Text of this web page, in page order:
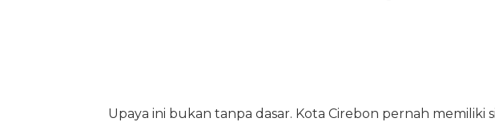
Upaya ini bukan tanpa dasar. Kota Cirebon pernah memiliki